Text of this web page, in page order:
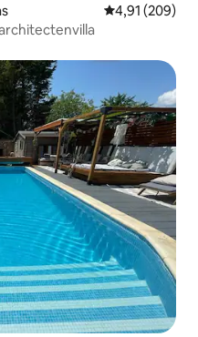
Gemiddelde
4,91 (209)